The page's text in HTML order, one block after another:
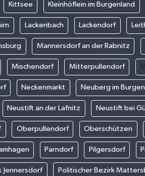
Kittsee Kleinhöflein im Burgenland
Lackenbach Lackendorf
Mannersdorf an der Rabnitz
Mischendorf Mitterpullendorf
Neckenmarkt Neuberg im
Neustift an der Lafnitz Neustift bei
Oberpullendorf Oberschützen
Parndorf Pilgersdorf
Jennersdorf Politischer Bezirk